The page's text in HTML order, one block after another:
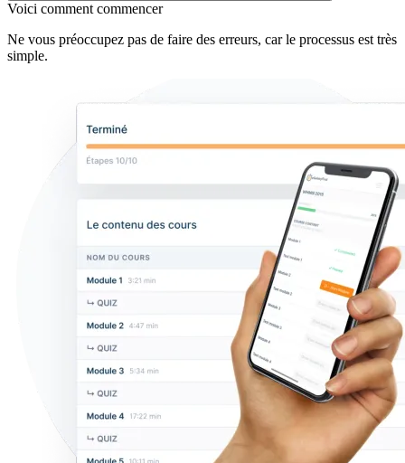
Voici comment commencer
Ne vous préoccupez pas de faire des erreurs, car le processus est très
simple.